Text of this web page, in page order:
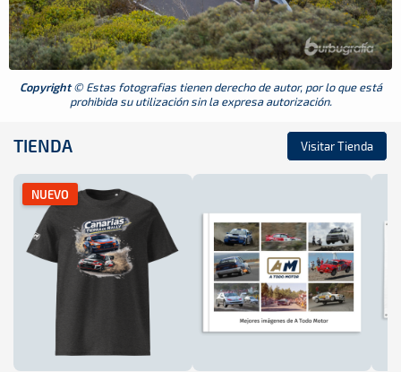
Copyright© Estas fotografias tienen derecho de autor, por lo que está
prohibida su utilización sin la expresa autorización.
TIENDA Visitar Tienda
NUEVO